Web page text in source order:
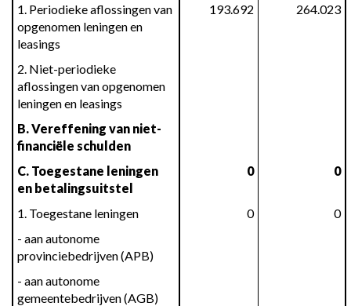
1. Periodieke aflossingen van
opgenomen leningen en
leasings
193.692 264.023
2. Niet-periodieke
aflossingen van opgenomen
leningen en leasings
B. Vereffening van niet-
financiële schulden
C. Toegestane leningen
en betalingsuitstel
0 0
1. Toegestane leningen 0
0
- aan autonome
provinciebedrijven (APB)
- aan autonome
gemeentebedrijven (AGB)